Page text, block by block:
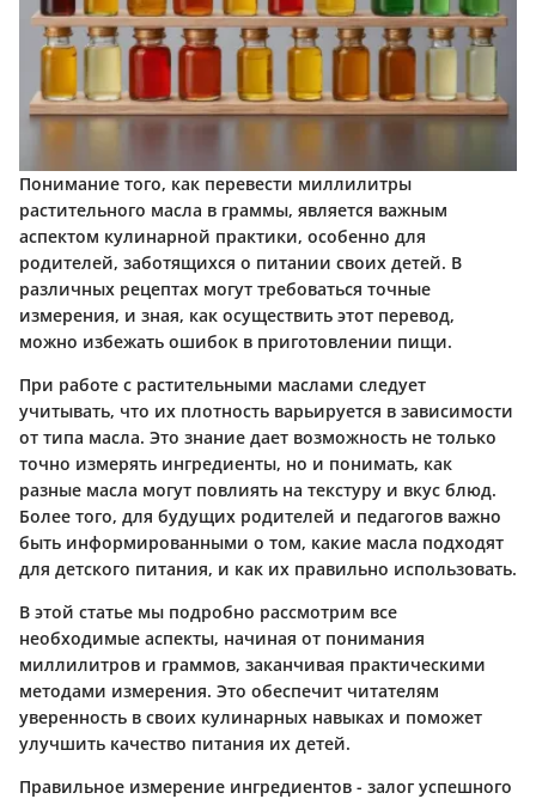
Понимание того, как перевести миллилитры
растительного масла в граммы, является важным
аспектом кулинарной практики, особенно для
родителей, заботящихся о питании своих детей. В
различных рецептах могут требоваться точные
измерения, и зная, как осуществить этот перевод,
можно избежать ошибок в приготовлении пищи.
При работе с растительными маслами следует
учитывать, что их плотность варьируется в зависимости
от типа масла. Это знание дает возможность не только
точно измерять ингредиенты, но и понимать, как
разные масла могут повлиять на текстуру и вкус блюд.
Более того, для будущих родителей и педагогов важно
быть информированными о том, какие масла подходят
для детского питания, и как их правильно использовать.
В этой статье мы подробно рассмотрим все
необходимые аспекты, начиная от понимания
миллилитров и граммов, заканчивая практическими
методами измерения. Это обеспечит читателям
уверенность в своих кулинарных навыках и поможет
улучшить качество питания их детей.
Правильное измерение ингредиентов - залог успешного